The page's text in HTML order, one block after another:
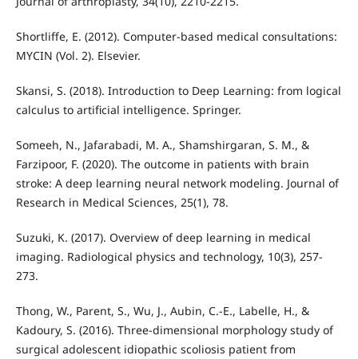
Shortliffe, E. (2012). Computer-based medical consultations:
MYCIN (Vol. 2). Elsevier.
Skansi, S. (2018). Introduction to Deep Learning: from logical
calculus to artificial intelligence. Springer.
Someeh, N., Jafarabadi, M. A., Shamshirgaran, S. M., &
Farzipoor, F. (2020). The outcome in patients with brain
stroke: A deep learning neural network modeling. Journal of
Research in Medical Sciences, 25(1), 78.
Suzuki, K. (2017). Overview of deep learning in medical
imaging. Radiological physics and technology, 10(3), 257-
273.
Thong, W., Parent, S., Wu, J., Aubin, C.-E., Labelle, H., &
Kadoury, S. (2016). Three-dimensional morphology study of
surgical adolescent idiopathic scoliosis patient from